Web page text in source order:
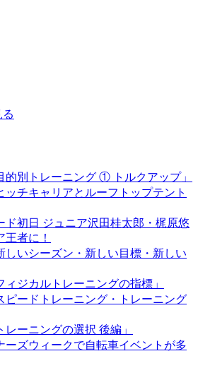
的別トレーニング ① トルクアップ」
ッチキャリアとルーフトップテント
ド初日 ジュニア沢田桂太郎・梶原悠
者に！
しいシーズン・新しい目標・新しい
ィジカルトレーニングの指標」
ピードトレーニング・トレーニング
レーニングの選択 後編」
ーズウィークで自転車イベントが多